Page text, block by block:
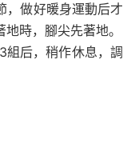
，做好暖身運動后才
時，腳尖先著地。
組后，稍作休息，調